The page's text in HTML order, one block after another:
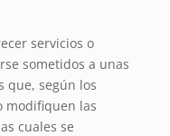
servicios o
sometidos a unas
que, según los
modifiquen las
cuales se